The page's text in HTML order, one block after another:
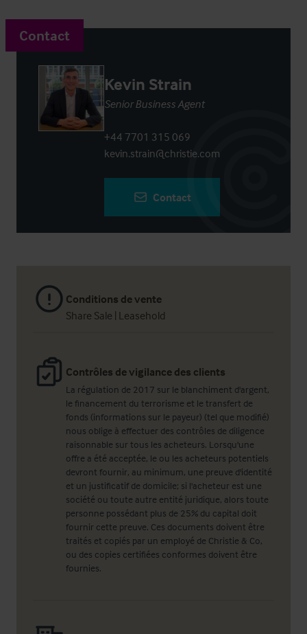
Conditions de vente
Share Sale | Leasehold
Contrôles de vigilance des clients
La régulation de 2017 sur le blanchiment d'argent,
le financement du terrorisme et le transfert de
fonds (informations sur le payeur) (tel que modifié)
nous oblige à effectuer des contrôles de diligence
raisonnable sur tous les acheteurs. Lorsqu'une
offre a été acceptée, le ou les acheteurs potentiels
devront fournir, au minimum, une preuve d'identité
et un justificatif de domicile; si l'acheteur est une
société ou toute autre entité juridique, alors toute
personne possédant plus de 25% du capital doit
fournir cette preuve. Ces documents doivent être
traités et copiés par un employé de Christie & Co,
ou des copies certifiées conformes doivent être
fournies.
Contact
Kevin Strain
Senior Business Agent
+44 7701 315 069
kevin.strain@christie.com
Contact